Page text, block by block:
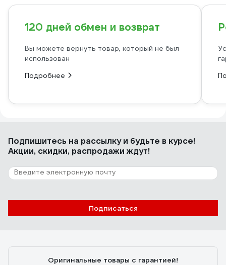
120 дней обмен и возврат
Вы можете вернуть товар, который не был
использован
Подробнее
Подпишитесь на рассылкуи будьте в курсе!
Акции, скидки, распродажи ждут!
Подписаться
Оригинальные товары с гарантией!